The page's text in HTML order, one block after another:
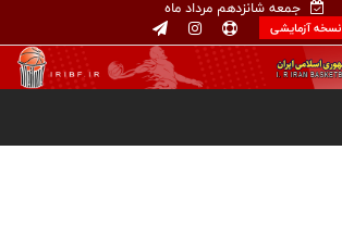
جمعه شانزدهم مرداد ماه
نسخه آزمایشی